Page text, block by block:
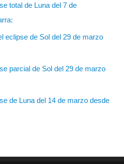
total de Luna del 7 de
eclipse de Sol del 29 de marzo
parcial de Sol del 29 de marzo
de Luna del 14 de marzo desde